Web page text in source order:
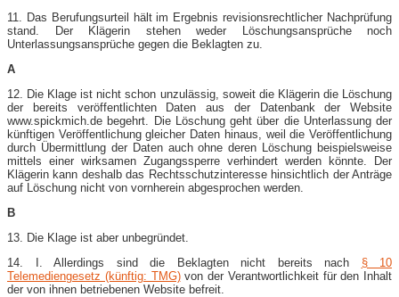
11. Das Berufungsurteil hält im Ergebnis revisionsrechtlicher Nachprüfung
stand. Der Klägerin stehen weder Löschungsansprüche noch
Unterlassungsansprüche gegen die Beklagten zu.
A
12. Die Klage ist nicht schon unzulässig, soweit die Klägerin die Löschung
der bereits veröffentlichten Daten aus der Datenbank der Website
www.spickmich.de begehrt. Die Löschung geht über die Unterlassung der
künftigen Veröffentlichung gleicher Daten hinaus, weil die Veröffentlichung
durch Übermittlung der Daten auch ohne deren Löschung beispielsweise
mittels einer wirksamen Zugangssperre verhindert werden könnte. Der
Klägerin kann deshalb das Rechtsschutzinteresse hinsichtlich der Anträge
auf Löschung nicht von vornherein abgesprochen werden.
B
13. Die Klage ist aber unbegründet.
14. I. Allerdings sind die Beklagten nicht bereits nach § 10
Telemediengesetz (künftig: TMG)von der Verantwortlichkeit für den Inhalt
der von ihnen betriebenen Website befreit.